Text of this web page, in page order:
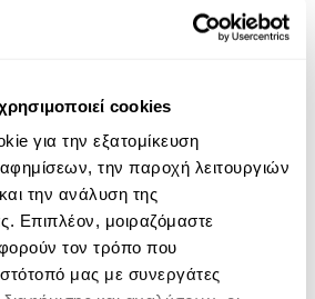
cookies
για την εξατομίκευση
την παροχή λειτουργιών
την ανάλυση της
Επιπλέον, μοιραζόμαστε
τον τρόπο που
μας με συνεργάτες